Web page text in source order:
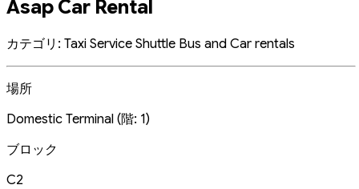
Asap Car Rental
カテゴリ: Taxi Service Shuttle Bus and Car rentals
場所
Domestic Terminal (階: 1)
ブロック
C2